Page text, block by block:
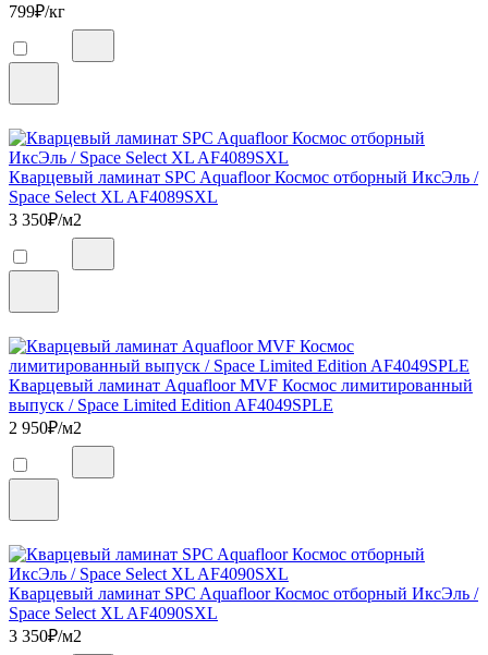
799₽/кг
Кварцевый ламинат SPC Aquafloor Космос отборный ИксЭль /
Space Select XL AF4089SXL
3 350₽/м2
Кварцевый ламинат Aquafloor MVF Космос лимитированный
выпуск / Space Limited Edition AF4049SPLE
2 950₽/м2
Кварцевый ламинат SPC Aquafloor Космос отборный ИксЭль /
Space Select XL AF4090SXL
3 350₽/м2